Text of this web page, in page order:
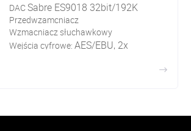
DACSabre ES9018 32bit/192K
Przedwzamcniacz
Wzmacniacz słuchawkowy
Wejścia cyfrowe: AES/EBU, 2x